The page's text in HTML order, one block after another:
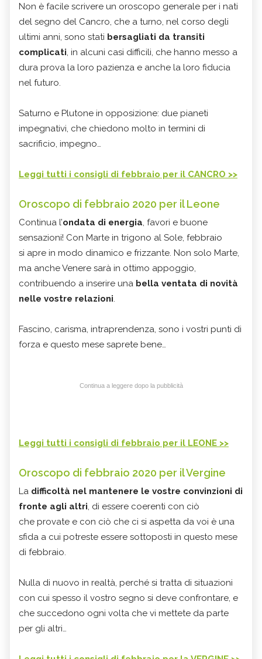
Non è facile scrivere un oroscopo generale per i nati
del segno del Cancro, che a turno, nel corso degli
ultimi anni, sono stati bersagliati da transiti
complicati, in alcuni casi difficili, che hanno messo a
dura prova la loro pazienza e anche la loro fiducia
nel futuro.
Saturno e Plutone in opposizione: due pianeti
impegnativi, che chiedono molto in termini di
sacrificio, impegno…
Leggi tutti i consigli di febbraio per il CANCRO >>
Oroscopo di febbraio 2020 per il Leone
Continua l’ondata di energia, favori e buone
sensazioni! Con Marte in trigono al Sole, febbraio
si apre in modo dinamico e frizzante. Non solo Marte,
ma anche Venere sarà in ottimo appoggio,
contribuendo a inserire una bella ventata di novità
nelle vostre relazioni.
Fascino, carisma, intraprendenza, sono i vostri punti di
forza e questo mese saprete bene…
Continua a leggere dopo la pubblicità
Leggi tutti i consigli di febbraio per il LEONE >>
Oroscopo di febbraio 2020 per il Vergine
La difficoltà nel mantenere le vostre convinzioni di
fronte agli altri, di essere coerenti con ciò
che provate e con ciò che ci si aspetta da voi è una
sfida a cui potreste essere sottoposti in questo mese
di febbraio.
Nulla di nuovo in realtà, perché si tratta di situazioni
con cui spesso il vostro segno si deve confrontare, e
che succedono ogni volta che vi mettete da parte
per gli altri…